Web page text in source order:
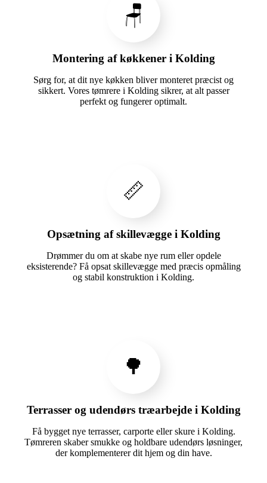
🪑
Montering af køkkener i Kolding
Sørg for, at dit nye køkken bliver monteret præcist og
sikkert. Vores tømrere i Kolding sikrer, at alt passer
perfekt og fungerer optimalt.
📏
Opsætning af skillevægge i Kolding
Drømmer du om at skabe nye rum eller opdele
eksisterende? Få opsat skillevægge med præcis opmåling
og stabil konstruktion i Kolding.
🌳
Terrasser og udendørs træarbejde i Kolding
Få bygget nye terrasser, carporte eller skure i Kolding.
Tømreren skaber smukke og holdbare udendørs løsninger,
der komplementerer dit hjem og din have.